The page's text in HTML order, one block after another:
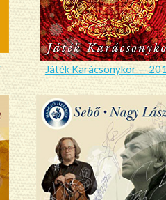
Játék Karácsonykor —